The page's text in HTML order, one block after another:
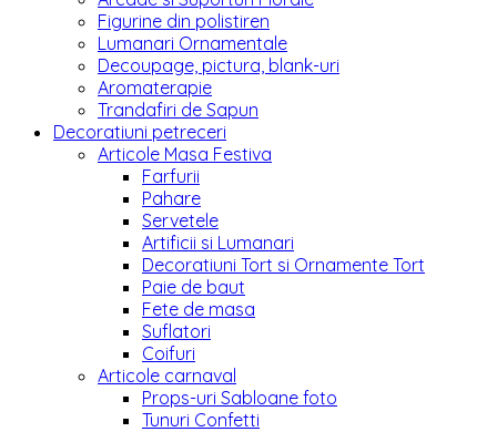
Figurine din polistiren
Lumanari Ornamentale
Decoupage, pictura, blank-uri
Aromaterapie
Trandafiri de Sapun
Decoratiuni petreceri
Articole Masa Festiva
Farfurii
Pahare
Servetele
Artificii si Lumanari
Decoratiuni Tort si Ornamente Tort
Paie de baut
Fete de masa
Suflatori
Coifuri
Articole carnaval
Props-uri Sabloane foto
Tunuri Confetti